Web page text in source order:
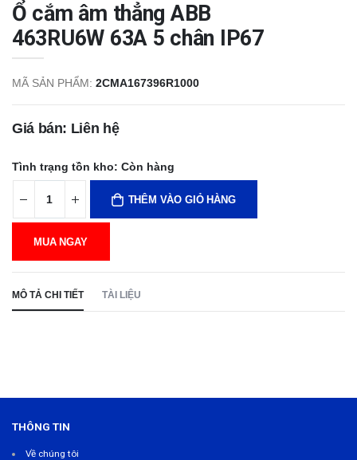
Ổ cắm âm thẳng ABB
463RU6W 63A 5 chân IP67
MÃ SẢN PHẨM: 2CMA167396R1000
Giá bán: Liên hệ
Tình trạng tồn kho: Còn hàng
THÊM VÀO GIỎ HÀNG
MUA NGAY
MÔ TẢ CHI TIẾT TÀI LIỆU
THÔNG TIN
Về chúng tôi